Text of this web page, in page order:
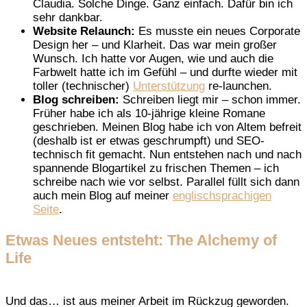
Claudia. Solche Dinge. Ganz einfach. Dafür bin ich
sehr dankbar.
Website Relaunch: Es musste ein neues Corporate
Design her – und Klarheit. Das war mein großer
Wunsch. Ich hatte vor Augen, wie und auch die
Farbwelt hatte ich im Gefühl – und durfte wieder mit
toller (technischer) Unterstützung re-launchen.
Blog schreiben: Schreiben liegt mir – schon immer.
Früher habe ich als 10-jährige kleine Romane
geschrieben. Meinen Blog habe ich von Altem befreit
(deshalb ist er etwas geschrumpft) und SEO-
technisch fit gemacht. Nun entstehen nach und nach
spannende Blogartikel zu frischen Themen – ich
schreibe nach wie vor selbst. Parallel füllt sich dann
auch mein Blog auf meiner englischsprachigen
Seite.
Etwas Neues entsteht: The Alchemy of
Life
Und das… ist aus meiner Arbeit im Rückzug geworden.